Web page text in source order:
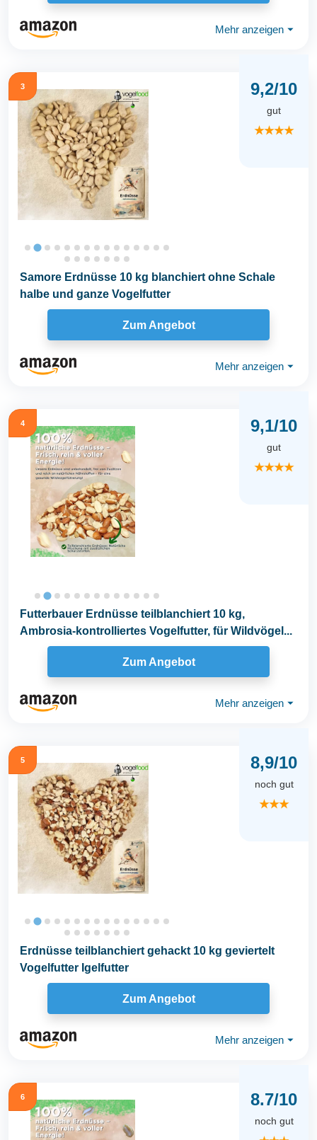
Mehr anzeigen ⏷
3 9,2/10
gut
★★★★
Samore Erdnüsse 10 kg blanchiert ohne Schale
halbe und ganze Vogelfutter
Zum Angebot
Mehr anzeigen ⏷
4 9,1/10
gut
★★★★
Futterbauer Erdnüsse teilblanchiert 10 kg,
Ambrosia-kontrolliertes Vogelfutter, für Wildvögel...
Zum Angebot
Mehr anzeigen ⏷
5 8,9/10
noch gut
★★★
Erdnüsse teilblanchiert gehackt 10 kg geviertelt
Vogelfutter Igelfutter
Zum Angebot
Mehr anzeigen ⏷
6 8.7/10
noch gut